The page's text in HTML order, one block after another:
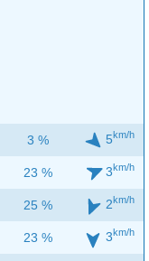
3 % 5km/h
23 % 3km/h
25 % 2km/h
23 % 3km/h